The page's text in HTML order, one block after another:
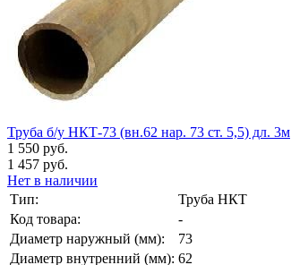
Труба б/у НКТ-73 (вн.62 нар. 73 ст. 5,5) дл. 3м
1 550 руб.
1 457 руб.
Нет в наличии
Тип:
Труба НКТ
Код товара:
-
Диаметр наружный (мм):
73
Диаметр внутренний (мм): 62